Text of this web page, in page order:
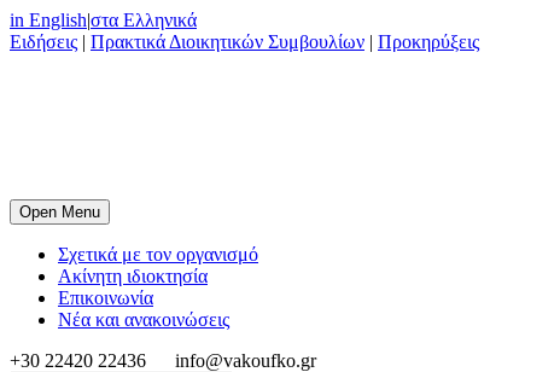
in English|στα Ελληνικά
Ειδήσεις | Πρακτικά Διοικητικών Συμβουλίων | Προκηρύξεις
Open Menu
Σχετικά με τον οργανισμό
Ακίνητη ιδιοκτησία
Επικοινωνία
Νέα και ανακοινώσεις
+30 22420 22436
info@vakoufko.gr